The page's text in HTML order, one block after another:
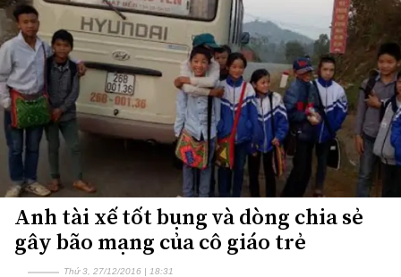
Anh tài xế tốt bụng và dòng chia sẻ
gây bão mạng của cô giáo trẻ
Thứ 3, 27/12/2016 | 18:31